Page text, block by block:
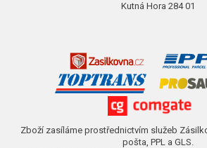
Kutná Hora 284 01
Zboží zasíláme prostřednictvím služeb
pošta, PPL a GLS.